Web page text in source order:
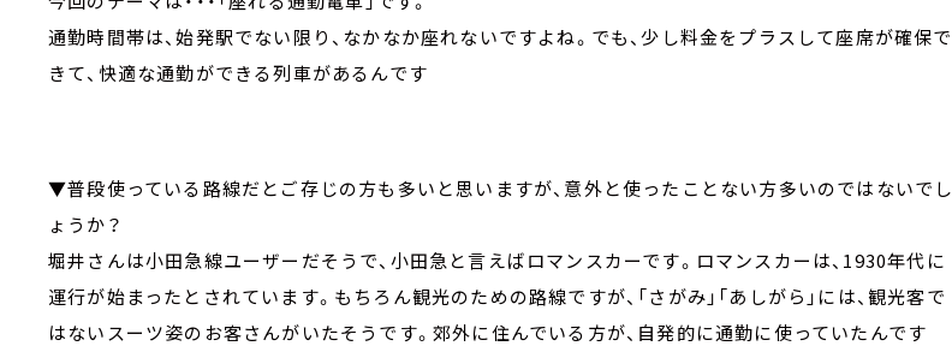
通勤時間帯は、始発駅でない限り、なかなか座れないですよね。でも、少し料金をプラスして座席が確保で
きて、快適な通勤ができる列車があるんです
▼普段使っている路線だとご存じの方も多いと思いますが、意外と使ったことない方多いのではないでし
ょうか？
堀井さんは小田急線ユーザーだそうで、小田急と言えばロマンスカーです。ロマンスカーは、1930年代に
運行が始まったとされています。もちろん観光のための路線ですが、「さがみ」「あしがら」には、観光客で
はないスーツ姿のお客さんがいたそうです。郊外に住んでいる方が、自発的に通勤に使っていたんです